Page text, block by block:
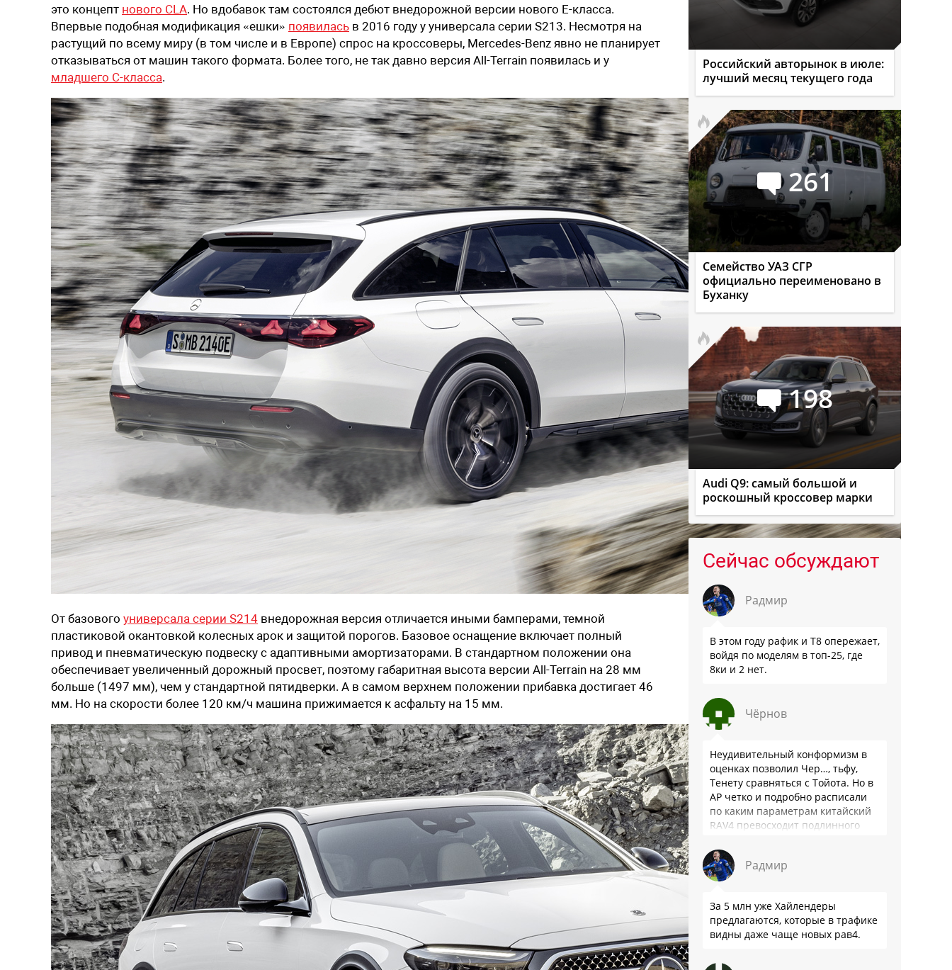
это концепт нового CLA. Но вдобавок там состоялся дебют внедорожной версии нового E-класса.
Впервые подобная модификация «ешки» появилась в 2016 году у универсала серии S213. Несмотря на
растущий по всему миру (в том числе и в Европе) спрос на кроссоверы, Mercedes-Benz явно не планирует
отказываться от машин такого формата. Более того, не так давно версия All-Terrain появилась и у
младшего C-класса.
От базового универсала серии S214 внедорожная версия отличается иными бамперами, темной
пластиковой окантовкой колесных арок и защитой порогов. Базовое оснащение включает полный
привод и пневматическую подвеску с адаптивными амортизаторами. В стандартном положении она
обеспечивает увеличенный дорожный просвет, поэтому габаритная высота версии All-Terrain на 28 мм
больше (1497 мм), чем у стандартной пятидверки. А в самом верхнем положении прибавка достигает 46
мм. Но на скорости более 120 км/ч машина прижимается к асфальту на 15 мм.
Российский авторынок в июле:
лучший месяц текущего года
261
Семейство УАЗ СГР
официально переименовано в
Буханку
198
Audi Q9: самый большой и
роскошный кроссовер марки
Сейчас обсуждают
Радмир
В этом году рафик и Т8 опережает,
войдя по моделям в топ-25, где
8ки и 2 нет.
Чёрнов
Неудивительный конформизм в
оценках позволил Чер…, тьфу,
Тенету сравняться с Тойота. Но в
АР четко и подробно расписали
по каким параметрам китайский
RAV4 превосходит подлинного
подвеска едет ровно и приятно …
Радмир
За 5 млн уже Хайлендеры
предлагаются, которые в трафике
видны даже чаще новых рав4.